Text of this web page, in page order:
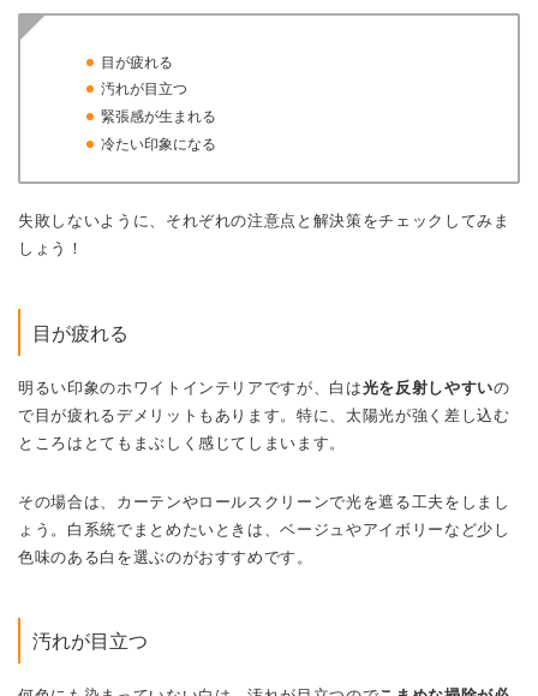
失敗しないように、それぞれの注意点と解決策をチェックしてみま
明るい印象のホワイトインテリアですが、白は 光を反射しやすい の
で目が疲れるデメリットもあります。特に、太陽光が強く差し込む
その場合は、カーテンやロールスクリーンで光を遮る工夫をしまし
色味のある白を選ぶのがおすすめです。
何色にも染まっていない白は、汚れが目立つので
こまめな掃除が必
要です。特に、ラグやソファなどはホコリや落ちた髪の毛が目立っ
清潔感のあるホワイトインテリアも、汚れが目立ってしまうと逆に